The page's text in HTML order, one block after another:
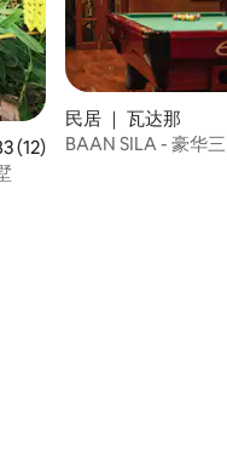
分 4.83 分（满分 5 分），
(12)
民居 ｜ 瓦达那
BAAN SILA - 豪华